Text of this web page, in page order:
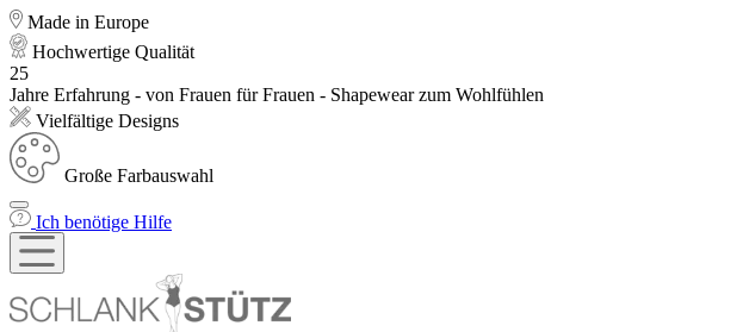
Made in Europe
Hochwertige Qualität
25
Jahre Erfahrung - von Frauen für Frauen - Shapewear zum Wohlfühlen
Vielfältige Designs
Große Farbauswahl
Ich benötige Hilfe